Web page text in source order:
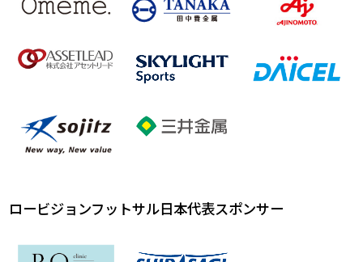
ロービジョンフットサル日本代表スポンサー